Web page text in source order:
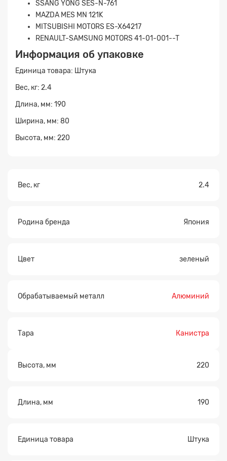
SSANG YONG SES-N-761
MAZDA MES MN 121K
MITSUBISHI MOTORS ES-X64217
RENAULT-SAMSUNG MOTORS 41-01-001--T
Информация об упаковке
Единица товара: Штука
Вес, кг: 2.4
Длина, мм: 190
Ширина, мм: 80
Высота, мм: 220
Вес, кг 2.4
Родина бренда Япония
Цвет зеленый
Обрабатываемый металл Алюминий
Тара Канистра
Высота, мм 220
Длина, мм 190
Единица товара Штука